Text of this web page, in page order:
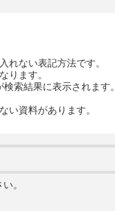
れない表記方法です。
ります。
索結果に表示されます。
い資料があります。
。